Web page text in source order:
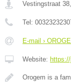
Vestingstraat 38,
Tel:
E-mail ›
Website:
Orogem is a